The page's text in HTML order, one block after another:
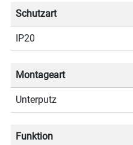
Schutzart
IP20
Montageart
Unterputz
Funktion